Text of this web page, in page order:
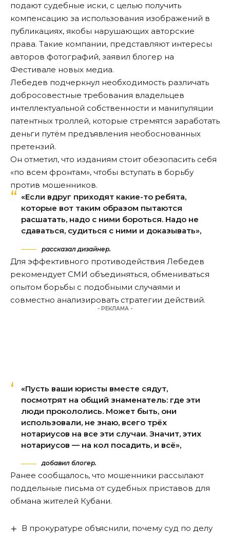
подают судебные иски, с целью получить
компенсацию за использования изображений в
публикациях, якобы нарушающих авторские
права. Такие компании, представляют интересы
авторов фотографий, заявил блогер на
Фестивале новых медиа.
Лебедев подчеркнул необходимость различать
добросовестные требования владельцев
интеллектуальной собственности и манипуляции
патентных троллей, которые стремятся заработать
деньги путём предъявления необоснованных
претензий.
Он отметил, что изданиям стоит обезопасить себя
«по всем фронтам», чтобы вступать в борьбу
против мошенников.
«Если вдруг приходят какие-то ребята,
которые вот таким образом пытаются
расшатать, надо с ними бороться. Надо не
сдаваться, судиться с ними и доказывать»,
рассказал дизайнер.
Для эффективного противодействия Лебедев
рекомендует СМИ объединяться, обмениваться
опытом борьбы с подобными случаями и
совместно анализировать стратегии действий.
- РЕКЛАМА -
«Пусть ваши юристы вместе сядут,
посмотрят на общий знаменатель: где эти
люди прокололись. Может быть, они
использовали, не знаю, всего трёх
нотариусов на все эти случаи. Значит, этих
нотариусов — на кол посадить, и всё»,
добавил блогер.
Ранее сообщалось, что мошенники рассылают
поддельные письма от судебных приставов для
обмана жителей Кубани.
В прокуратуре объяснили, почему суд по делу